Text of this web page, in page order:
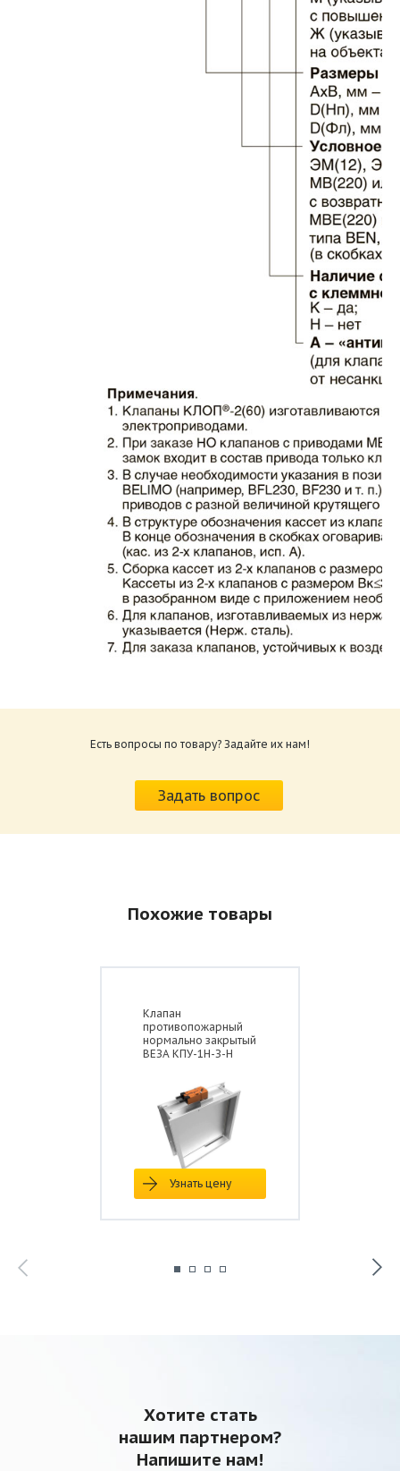
ВИНГС-М КЛОП-2.pdf
приводов КЛОП-2.pdf
Размер: 259.6 Кб
Есть вопросы по товару? Задайте их нам!
Задать вопрос
Похожие товары
Клапан
противопожарный
нормально закрытый
ВЕЗА КПУ-1Н-З-Н
Узнать цену
Хотите стать
нашим партнером?
Напишите нам!